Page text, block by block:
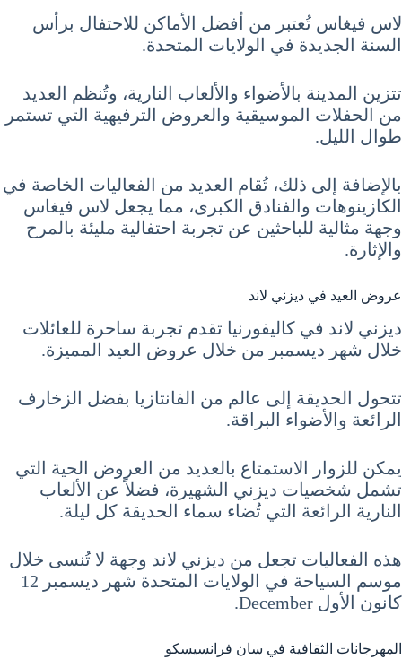
لاس فيغاس تُعتبر من أفضل الأماكن للاحتفال برأس
السنة الجديدة في الولايات المتحدة.
تتزين المدينة بالأضواء والألعاب النارية، وتُنظم العديد
من الحفلات الموسيقية والعروض الترفيهية التي تستمر
طوال الليل.
بالإضافة إلى ذلك، تُقام العديد من الفعاليات الخاصة في
الكازينوهات والفنادق الكبرى، مما يجعل لاس فيغاس
وجهة مثالية للباحثين عن تجربة احتفالية مليئة بالمرح
والإثارة.
عروض العيد في ديزني لاند
ديزني لاند في كاليفورنيا تقدم تجربة ساحرة للعائلات
خلال شهر ديسمبر من خلال عروض العيد المميزة.
تتحول الحديقة إلى عالم من الفانتازيا بفضل الزخارف
الرائعة والأضواء البراقة.
يمكن للزوار الاستمتاع بالعديد من العروض الحية التي
تشمل شخصيات ديزني الشهيرة، فضلاً عن الألعاب
النارية الرائعة التي تُضاء سماء الحديقة كل ليلة.
هذه الفعاليات تجعل من ديزني لاند وجهة لا تُنسى خلال
موسم السياحة في الولايات المتحدة شهر ديسمبر 12
كانون الأول December.
المهرجانات الثقافية في سان فرانسيسكو